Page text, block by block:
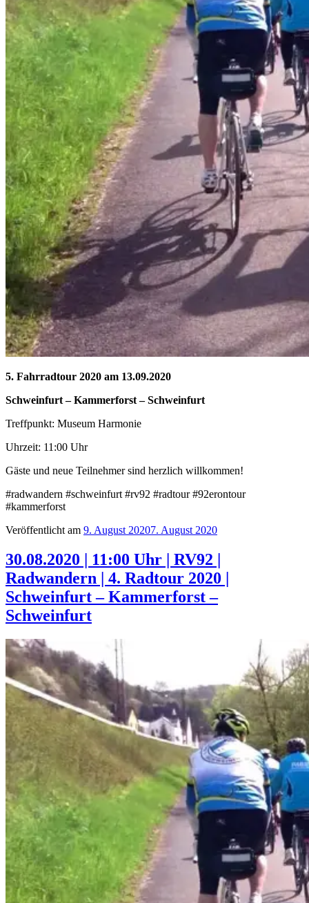
5. Fahrradtour 2020 am 13.09.2020
Schweinfurt – Kammerforst – Schweinfurt
Treffpunkt: Museum Harmonie
Uhrzeit: 11:00 Uhr
Gäste und neue Teilnehmer sind herzlich willkommen!
#radwandern #schweinfurt #rv92 #radtour #92erontour
#kammerforst
Veröffentlicht am 9. August 20207. August 2020
30.08.2020 | 11:00 Uhr | RV92 |
Radwandern | 4. Radtour 2020 |
Schweinfurt – Kammerforst –
Schweinfurt